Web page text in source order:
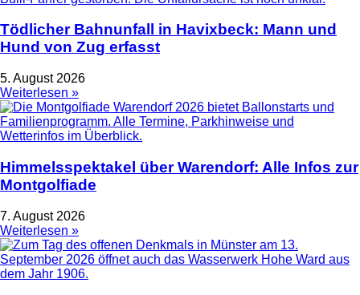
Tödlicher Bahnunfall in Havixbeck: Mann und
Hund von Zug erfasst
5. August 2026
Weiterlesen »
Himmelsspektakel über Warendorf: Alle Infos zur
Montgolfiade
7. August 2026
Weiterlesen »